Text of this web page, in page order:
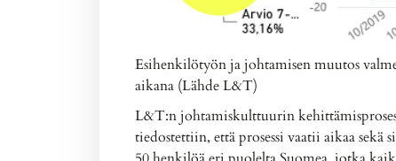
Esihenkilötyön ja johtamisen muutos
aikana (Lähde L&T)
L&T:n johtamiskulttuurin
tiedostettiin, että prosessi vaatii aikaa